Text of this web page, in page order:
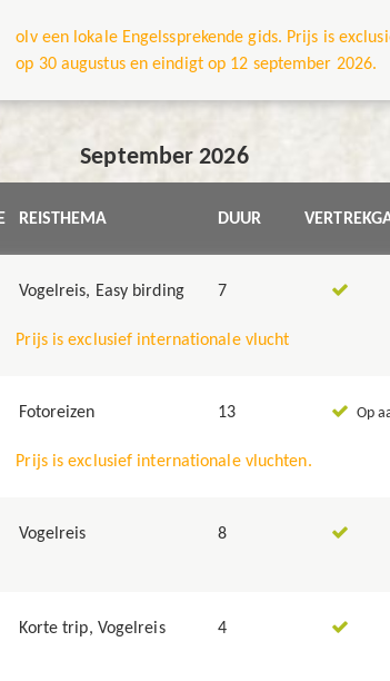
olv een lokale Engelssprekende gids. Prijs is
op 30 augustus en eindigt op 12 september 2026.
September 2026
REISTHEMA DUUR
Vogelreis, Easy birding 7
Prijs is exclusief internationale vlucht
Fotoreizen 13 Op
Prijs is exclusief internationale vluchten.
Vogelreis 8
Korte trip, Vogelreis 4